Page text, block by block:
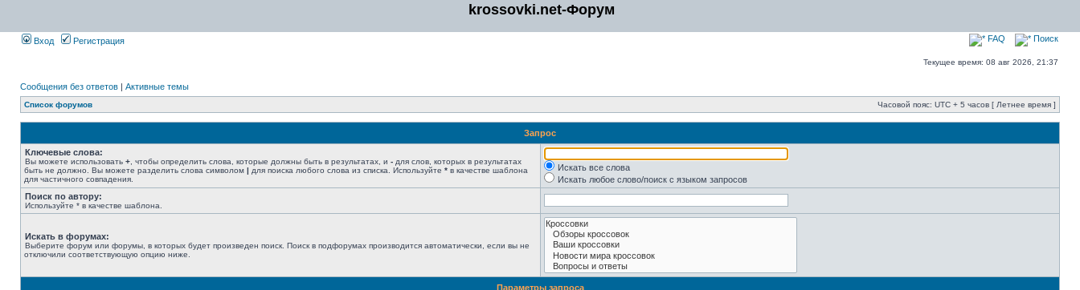
krossovki.net-Форум
Вход Регистрация FAQ Поиск
Текущее время: 08 авг 2026, 21:37
Сообщения без ответов | Активные темы
Список форумов Часовой пояс: UTC + 5 часов [ Летнее время ]
Запрос
Ключевые слова:
Вы можете использовать + , чтобы определить слова, которые должны быть в результатах, и - для слов, которых в результатах
быть не должно. Вы можете разделить слова символом | для поиска любого слова из списка. Используйте * в качестве шаблона
для частичного совпадения.
Искать все слова
Искать любое слово/поиск с языком запросов
Поиск по автору:
Используйте * в качестве шаблона.
Искать в форумах:
Выберите форум или форумы, в которых будет произведен поиск. Поиск в подфорумах производится автоматически, если вы не
отключили соответствующую опцию ниже.
Параметры запроса